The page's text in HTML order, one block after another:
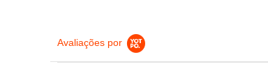
Avaliações por